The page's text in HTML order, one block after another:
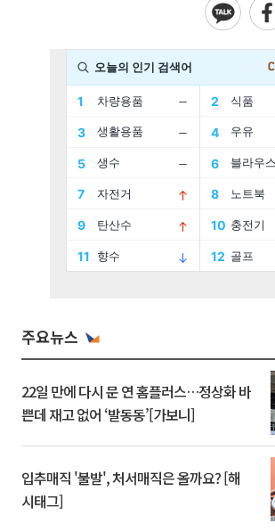
주요뉴스
22일 만에 다시 문 연 홈플러스…정상화 바
쁜데 재고 없어 ‘발동동’[가보니]
입추매직 '불발', 처서매직은 올까요? [해
시태그]